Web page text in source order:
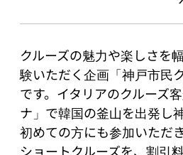
クルーズの魅力や楽しさを
験いただく企画「神戸市民
です。イタリアのクルーズ
ナ」で韓国の釜山を出発し
初めての方にも参加いただ
ショートクルーズを、割引